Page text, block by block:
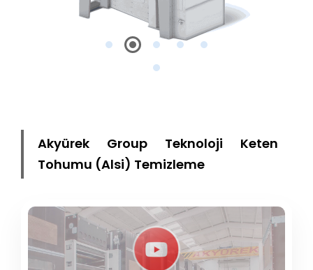
Akyürek Group Teknoloji Keten
Tohumu (Alsi) Temizleme